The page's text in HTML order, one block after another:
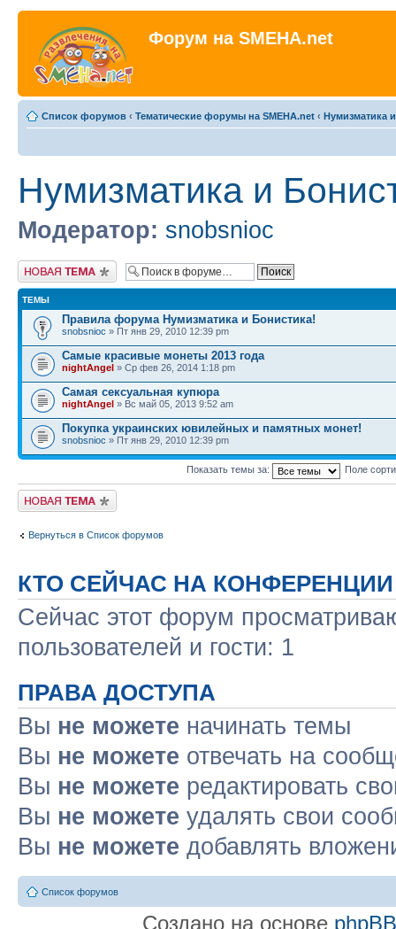
Форум на SMEHA.net
Список форумов ‹ Тематические форумы на SMEHA.net ‹ Нумизматика
Нумизматика и
Модератор: snobsnioc
Новая тема
ТЕМЫ
Правила форума Нумизматика и Бонистика!
snobsnioc » Пт янв 29, 2010 12:39 pm
Самые красивые монеты 2013 года
nightAngel » Ср фев 26, 2014 1:18 pm
Самая сексуальная купюра
nightAngel » Вс май 05, 2013 9:52 am
Покупка украинских ювилейных и памятных монет!
snobsnioc » Пт янв 29, 2010 12:39 pm
Показать темы за: Поле
Новая тема
Вернуться в Список форумов
КТО СЕЙЧАС НА КОНФЕРЕНЦИИ
Сейчас этот форум
пользователей и гости: 1
ПРАВА ДОСТУПА
Вы не можете начинать темы
Вы не можете отвечать на
Вы не можете редактировать
Вы не можете удалять свои
Вы не можете добавлять
Список форумов
Создано на основе phpBB